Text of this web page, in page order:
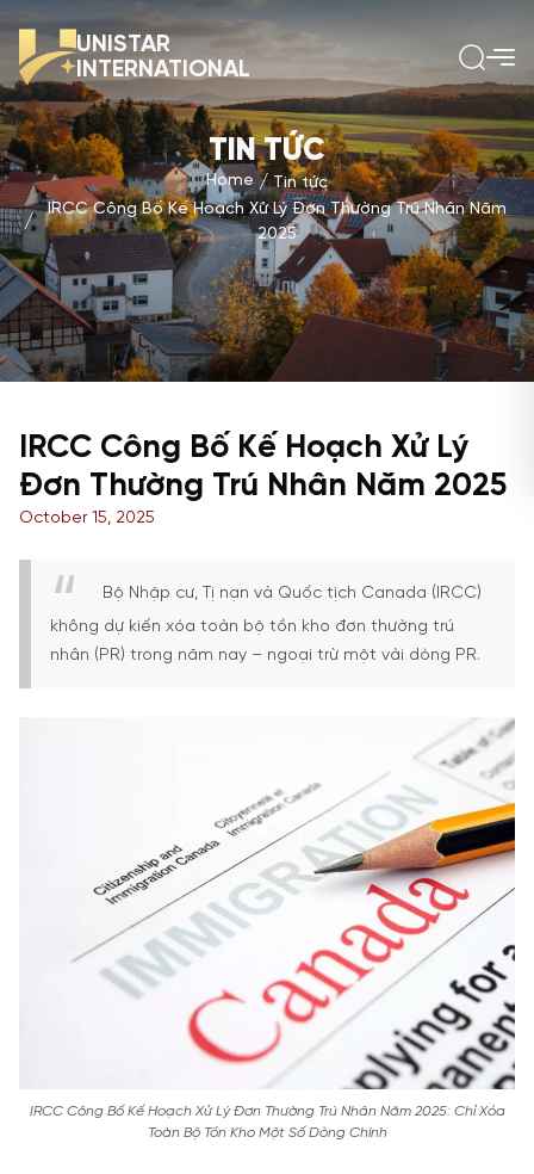
UNISTAR
INTERNATIONAL
TIN TỨC
Home
Tin tức
IRCC Công Bố Kế Hoạch Xử Lý Đơn Thường Trú Nhân Năm
2025
IRCC Công Bố Kế Hoạch Xử Lý
Đơn Thường Trú Nhân Năm 2025
October 15, 2025
Bộ Nhập cư, Tị nạn và Quốc tịch Canada (IRCC)
không dự kiến xóa toàn bộ tồn kho đơn thường trú
nhân (PR) trong năm nay – ngoại trừ một vài dòng PR.
IRCC Công Bố Kế Hoạch Xử Lý Đơn Thường Trú Nhân Năm 2025: Chỉ Xóa
Toàn Bộ Tồn Kho Một Số Dòng Chính